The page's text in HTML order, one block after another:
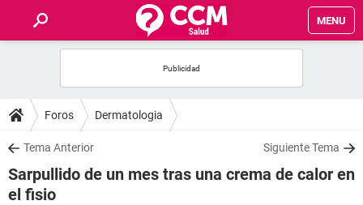
MENU
FOROS
SALUD
FAMILIA
Foros Dermatologia
Tema Anterior Siguiente Tema
Sarpullido de un mes tras una crema de calor en
el fisio